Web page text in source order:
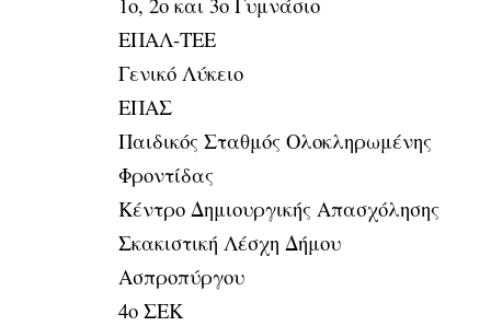
ΕΠΑΛ-ΤΕΕ
Γενικό Λύκειο
ΕΠΑΣ
Παιδικός Σταθμός Ολοκληρωμένης
Φροντίδας
Κέντρο Δημιουργικής Απασχόλησης
Σκακιστική Λέσχη Δήμου
Ασπροπύργου
4ο ΣΕΚ